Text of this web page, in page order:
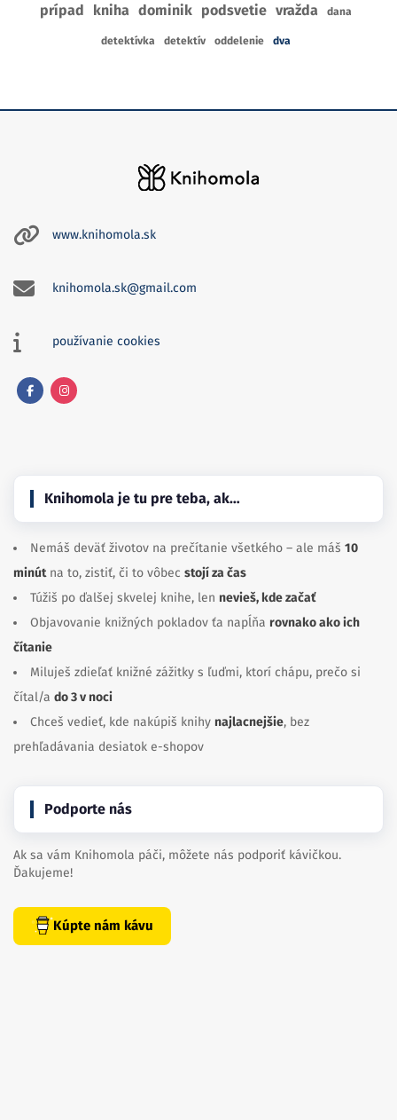
prípad kniha dominik podsvetie vražda dana
detektívka detektív oddelenie dva
www.knihomola.sk
knihomola.sk@gmail.com
používanie cookies
Knihomola je tu pre teba, ak…
Nemáš deväť životov na prečítanie všetkého – ale máš 10
minútna to, zistiť, či to vôbec stojí za čas
Túžiš po ďalšej skvelej knihe, len nevieš, kde začať
Objavovanie knižných pokladov ťa napĺňa rovnako ako ich
čítanie
Miluješ zdieľať knižné zážitky s ľuďmi, ktorí chápu, prečo si
čítal/a do 3 v noci
Chceš vedieť, kde nakúpiš knihy najlacnejšie, bez
prehľadávania desiatok e-shopov
Podporte nás
Ak sa vám Knihomola páči, môžete nás podporiť kávičkou.
Ďakujeme!
Kúpte nám kávu